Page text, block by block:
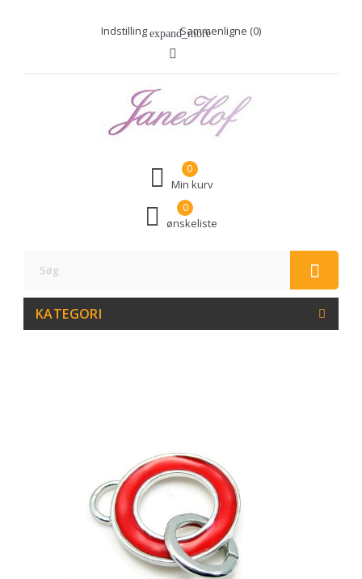
Indstilling expand_moreSammenligne (0)
0
Min kurv
ønskeliste
0
KATEGORI